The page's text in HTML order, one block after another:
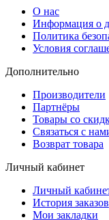
О нас
Информация о
Политика
Условия
Дополнительно
Производители
Партнёры
Товары со
Связаться с
Возврат товара
Личный кабинет
Личный
История заказов
Мои закладки